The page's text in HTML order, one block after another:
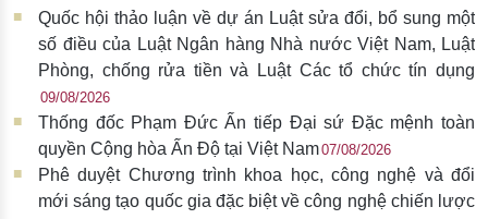
Quốc hội thảo luận về dự án Luật sửa đổi, bổ sung một
số điều của Luật Ngân hàng Nhà nước Việt Nam, Luật
Phòng, chống rửa tiền và Luật Các tổ chức tín dụng
09/08/2026
Thống đốc Phạm Đức Ấn tiếp Đại sứ Đặc mệnh toàn
quyền Cộng hòa Ấn Độ tại Việt Nam07/08/2026
Phê duyệt Chương trình khoa học, công nghệ và đổi
mới sáng tạo quốc gia đặc biệt về công nghệ chiến lược